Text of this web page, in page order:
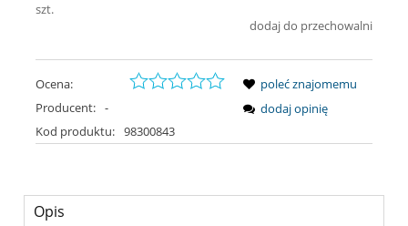
szt.
dodaj do przechowalni
Ocena:
Producent: -
Kod produktu: 98300843
poleć znajomemu
dodaj opinię
Opis